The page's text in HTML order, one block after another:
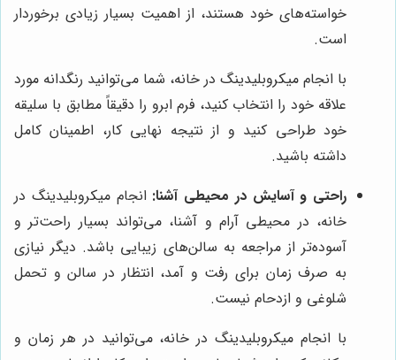
خواسته‌های خود هستند، از اهمیت بسیار زیادی برخوردار
است.
با انجام میکروبلیدینگ در خانه، شما می‌توانید رنگدانه مورد
علاقه خود را انتخاب کنید، فرم ابرو را دقیقاً مطابق با سلیقه
خود طراحی کنید و از نتیجه نهایی کار، اطمینان کامل
داشته باشید.
راحتی و آسایش در محیطی آشنا: انجام میکروبلیدینگ در
خانه، در محیطی آرام و آشنا، می‌تواند بسیار راحت‌تر و
آسوده‌تر از مراجعه به سالن‌های زیبایی باشد. دیگر نیازی
به صرف زمان برای رفت و آمد، انتظار در سالن و تحمل
شلوغی و ازدحام نیست.
با انجام میکروبلیدینگ در خانه، می‌توانید در هر زمان و